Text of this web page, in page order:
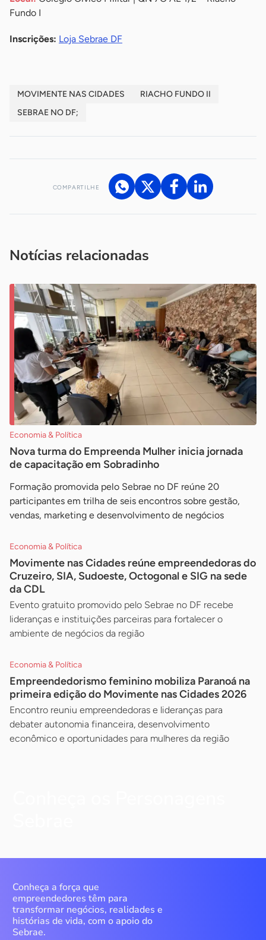
Fundo I
Inscrições: Loja Sebrae DF
MOVIMENTE NAS CIDADES
RIACHO FUNDO II
SEBRAE NO DF;
COMPARTILHE
Notícias relacionadas
Economia & Política
Nova turma do Empreenda Mulher inicia jornada
de capacitação em Sobradinho
Formação promovida pelo Sebrae no DF reúne 20
participantes em trilha de seis encontros sobre gestão,
vendas, marketing e desenvolvimento de negócios
Economia & Política
Movimente nas Cidades reúne empreendedoras do
Cruzeiro, SIA, Sudoeste, Octogonal e SIG na sede
da CDL
Evento gratuito promovido pelo Sebrae no DF recebe
lideranças e instituições parceiras para fortalecer o
ambiente de negócios da região
Economia & Política
Empreendedorismo feminino mobiliza Paranoá na
primeira edição do Movimente nas Cidades 2026
Encontro reuniu empreendedoras e lideranças para
debater autonomia financeira, desenvolvimento
econômico e oportunidades para mulheres da região
Conheça a força que
empreendedores têm para
transformar negócios, realidades e
histórias de vida, com o apoio do
Sebrae.